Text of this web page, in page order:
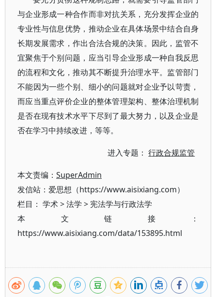
与企业形成一种合作而非对抗关系，充分发挥企业的
专业性与信息优势，推动企业在具体场景中结合自身
长期发展需求，作出合法合规的决策。因此，监管不
宜聚焦于个别问题，应当引导企业形成一种自我反思
的流程和文化，推动其不断提升治理水平。监管部门
不能因为一些个别、细小的问题就对企业予以苛责，
而应当重点评价企业的整体管理架构、整体治理机制
是否在现有技术水平下尽到了最大努力，以及企业是
否在学习中持续改进，等等。
进入专题：行政合规监管
本文责编： SuperAdmin
发信站：爱思想（https://www.aisixiang.com）
栏目： 学术>法学 > 宪法学与行政法学
本文链接：
https://www.aisixiang.com/data/153895.html